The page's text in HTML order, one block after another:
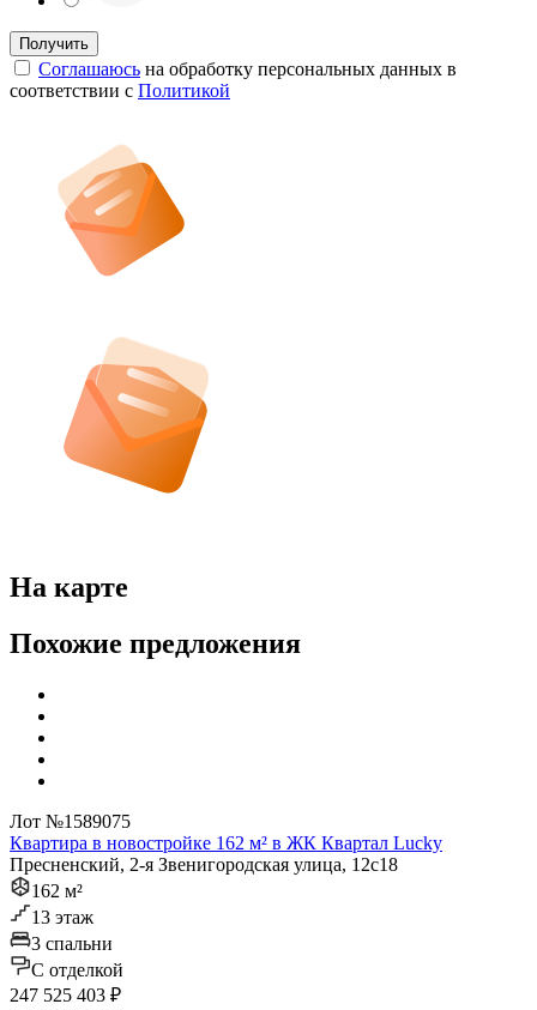
Соглашаюсь на обработку персональных данных в
соответствии с Политикой
На карте
Похожие предложения
Лот №1589075
Квартира в новостройке 162 м² в ЖК Квартал Lucky
Пресненский, 2-я Звенигородская улица, 12с18
162 м²
13 этаж
3 спальни
C отделкой
247 525 403 ₽